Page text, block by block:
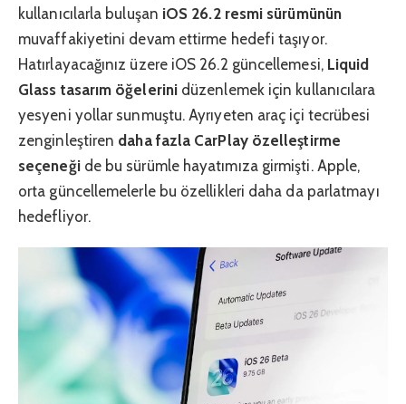
kullanıcılarla buluşan iOS 26.2 resmi sürümünün
muvaffakiyetini devam ettirme hedefi taşıyor.
Hatırlayacağınız üzere iOS 26.2 güncellemesi, Liquid
Glass tasarım öğelerinidüzenlemek için kullanıcılara
yesyeni yollar sunmuştu. Ayrıyeten araç içi tecrübesi
zenginleştiren daha fazla CarPlay özelleştirme
seçeneğide bu sürümle hayatımıza girmişti. Apple,
orta güncellemelerle bu özellikleri daha da parlatmayı
hedefliyor.